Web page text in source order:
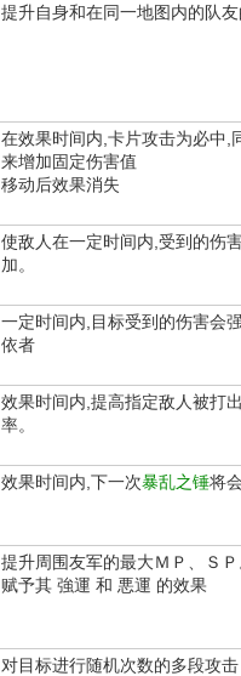
提升自身和在同一地图内的队
在效果时间内,卡片攻击为必中,
来增加固定伤害值
移动后效果消失
使敌人在一定时间内,受到的伤
加。
一定时间内,目标受到的伤害会
依者
效果时间内,提高指定敌人被打
率。
效果时间内,下一次暴乱之锤将
提升周围友军的最大ＭＰ、Ｓ
赋予其 強運 和 悪運 的效果
对目标进行随机次数的多段攻击